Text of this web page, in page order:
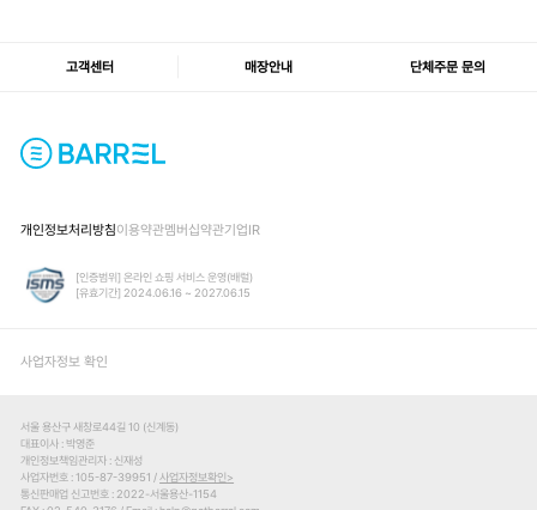
고객센터 매장안내 단체주문 문의
개인정보처리방침이용약관멤버십약관기업IR
[인증범위] 온라인 쇼핑 서비스 운영(배럴)
[유효기간] 2024.06.16 ~ 2027.06.15
사업자정보 확인
서울 용산구 새창로44길 10 (신계동)
대표이사
박영준
개인정보책임관리자
신재성
사업자번호
105-87-39951 /사업자정보확인
통신판매업 신고번호
2022-서울용산-1154